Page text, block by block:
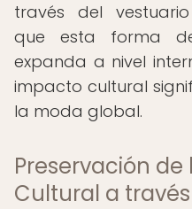
través del
que esta forma
expanda a nivel
impacto cultural
la moda global.
Preservación
Cultural a